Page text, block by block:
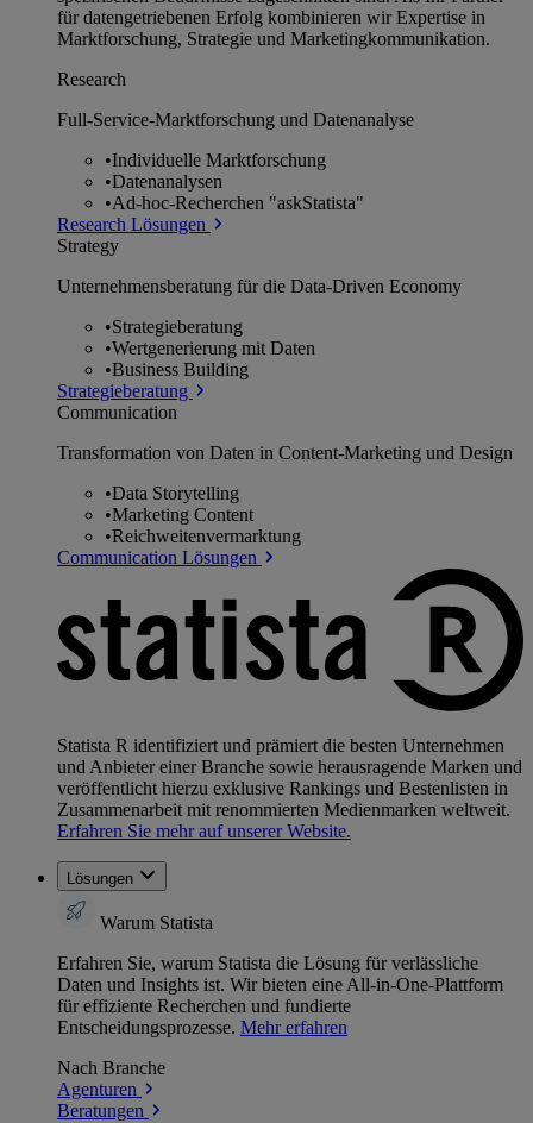
für datengetriebenen Erfolg kombinieren wir Expertise in
Marktforschung, Strategie und Marketingkommunikation.
Research
Full-Service-Marktforschung und Datenanalyse
•Individuelle Marktforschung
•Datenanalysen
•Ad-hoc-Recherchen "askStatista"
Research Lösungen
Strategy
Unternehmens­beratung für die Data-Driven Economy
•Strategieberatung
•Wertgenerierung mit Daten
•Business Building
Strategieberatung
Communication
Transformation von Daten in Content-Marketing und Design
•Data Storytelling
•Marketing Content
•Reichweitenvermarktung
Communication Lösungen
Statista R identifiziert und prämiert die besten Unternehmen
und Anbieter einer Branche sowie herausragende Marken und
veröffentlicht hierzu exklusive Rankings und Bestenlisten in
Zusammenarbeit mit renommierten Medienmarken weltweit.
Erfahren Sie mehr auf unserer Website.
Lösungen
Warum Statista
Erfahren Sie, warum Statista die Lösung für verlässliche
Daten und Insights ist. Wir bieten eine All-in-One-Plattform
für effiziente Recherchen und fundierte
Entscheidungsprozesse. Mehr erfahren
Nach Branche
Agenturen
Beratungen